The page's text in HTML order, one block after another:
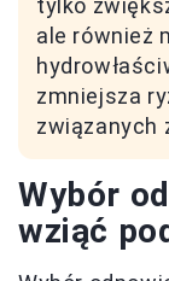
tylko
ale również
zmniejsza
związanych
Wybór
wziąć